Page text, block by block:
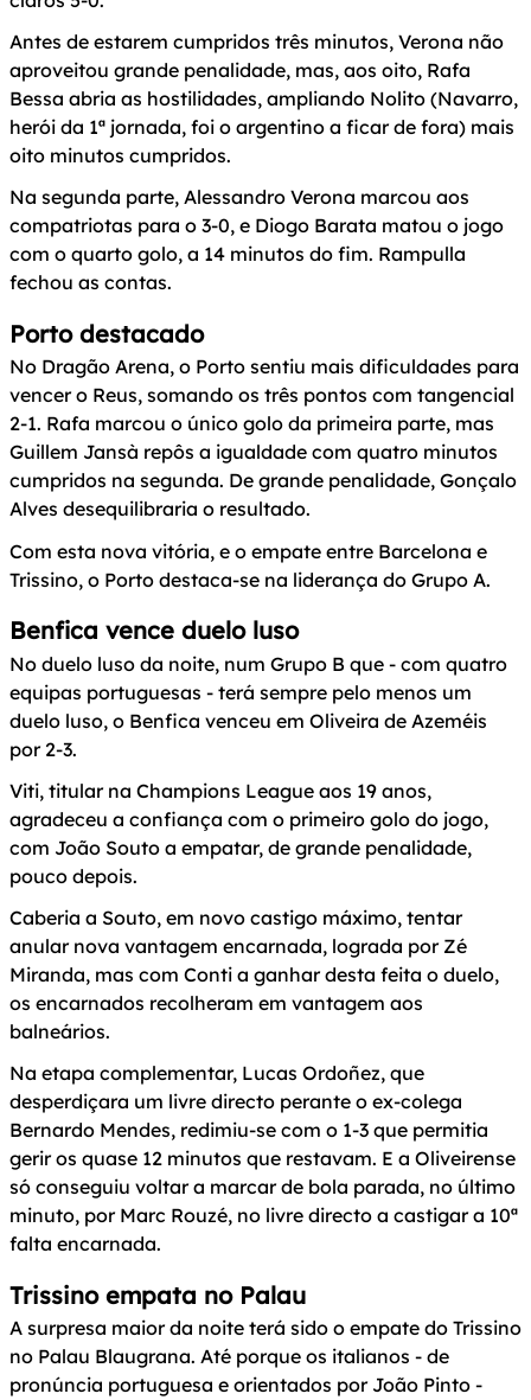
Antes de estarem cumpridos três minutos, Verona não
aproveitou grande penalidade, mas, aos oito, Rafa
Bessa abria as hostilidades, ampliando Nolito (Navarro,
herói da 1ª jornada, foi o argentino a ficar de fora) mais
oito minutos cumpridos.
Na segunda parte, Alessandro Verona marcou aos
compatriotas para o 3-0, e Diogo Barata matou o jogo
com o quarto golo, a 14 minutos do fim. Rampulla
fechou as contas.
Porto destacado
No Dragão Arena, o Porto sentiu mais dificuldades para
vencer o Reus, somando os três pontos com tangencial
2-1. Rafa marcou o único golo da primeira parte, mas
Guillem Jansà repôs a igualdade com quatro minutos
cumpridos na segunda. De grande penalidade, Gonçalo
Alves desequilibraria o resultado.
Com esta nova vitória, e o empate entre Barcelona e
Trissino, o Porto destaca-se na liderança do Grupo A.
Benfica vence duelo luso
No duelo luso da noite, num Grupo B que - com quatro
equipas portuguesas - terá sempre pelo menos um
duelo luso, o Benfica venceu em Oliveira de Azeméis
por 2-3.
Viti, titular na Champions League aos 19 anos,
agradeceu a confiança com o primeiro golo do jogo,
com João Souto a empatar, de grande penalidade,
pouco depois.
Caberia a Souto, em novo castigo máximo, tentar
anular nova vantagem encarnada, lograda por Zé
Miranda, mas com Conti a ganhar desta feita o duelo,
os encarnados recolheram em vantagem aos
balneários.
Na etapa complementar, Lucas Ordoñez, que
desperdiçara um livre directo perante o ex-colega
Bernardo Mendes, redimiu-se com o 1-3 que permitia
gerir os quase 12 minutos que restavam. E a Oliveirense
só conseguiu voltar a marcar de bola parada, no último
minuto, por Marc Rouzé, no livre directo a castigar a 10ª
falta encarnada.
Trissino empata no Palau
A surpresa maior da noite terá sido o empate do Trissino
no Palau Blaugrana. Até porque os italianos - de
pronúncia portuguesa e orientados por João Pinto -